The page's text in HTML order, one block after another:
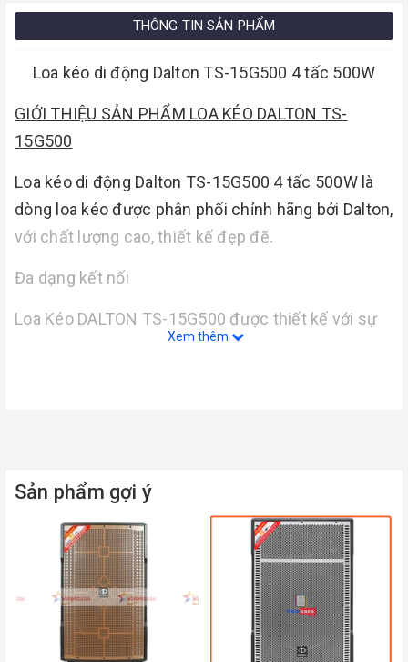
THÔNG TIN SẢN PHẨM
Loa kéo di động Dalton TS-15G500 4 tấc 500W
GIỚI THIỆU SẢN PHẨM LOA KÉO DALTON TS-
15G500
Loa kéo di động Dalton TS-15G500 4 tấc 500W là
dòng loa kéo được phân phối chỉnh hãng bởi Dalton,
với chất lượng cao, thiết kế đẹp đẽ.
Đa dạng kết nối
Loa Kéo DALTON TS-15G500 được thiết kế với sự
đa dạng kết nối. Từ kết nối cắm dây AUX, USB và
từ điện thoại ra loa cũng được giữ nguyên
Xem thêm
Sản phẩm gợi ý